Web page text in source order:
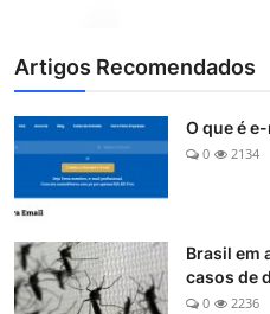
Artigos Recomendados
O que é
0 2134
Brasil em
casos de
0 2236